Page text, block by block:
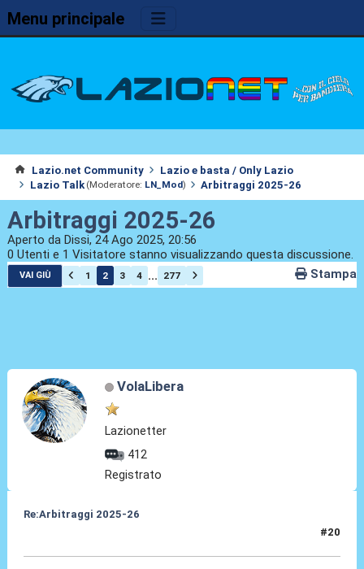
Menu principale
Lazio.net Community
Lazio e basta / Only Lazio
Lazio Talk (Moderatore: LN_Mod) Arbitraggi 2025-26
Arbitraggi 2025-26
Aperto da Dissi, 24 Ago 2025, 20:56
0 Utenti e 1 Visitatore stanno visualizzando questa discussione.
VAI GIÙ 1 2 3 4 ... 277 Stampa
VolaLibera
Lazionetter
412
Registrato
Re:Arbitraggi 2025-26
#20